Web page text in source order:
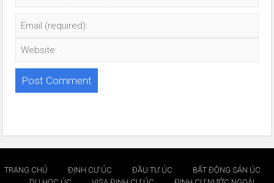
TRANG CHỦ ĐỊNH CƯ ÚC ĐẦU TƯ ÚC
BẤT ĐỘNG SẢN ÚC